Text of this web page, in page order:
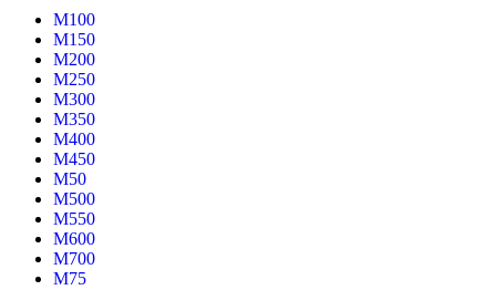
М100
М150
М200
М250
М300
М350
М400
М450
М50
М500
М550
М600
М700
М75